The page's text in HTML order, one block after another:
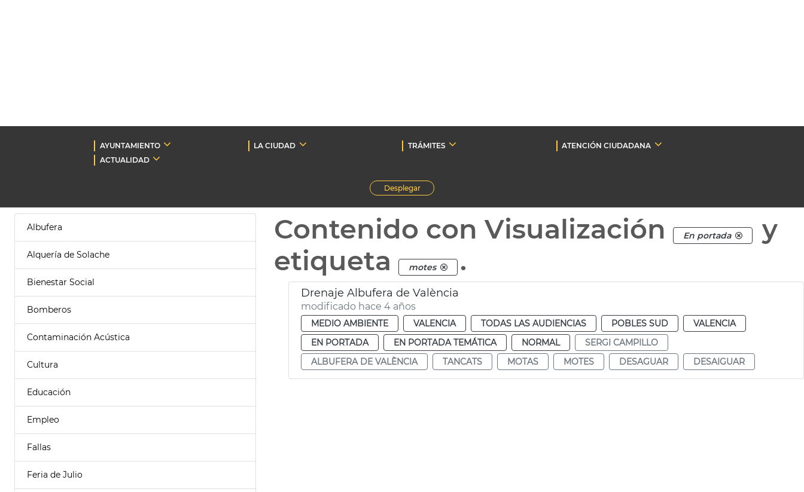
AYUNTAMIENTO LA CIUDAD TRÁMITES
ATENCIÓN CIUDADANA
ACTUALIDAD
Desplegar
Albufera
Alquería de Solache
Bienestar Social
Bomberos
Contaminación Acústica
Cultura
Educación
Empleo
Fallas
Feria de Julio
Contenido con Visualización En portada
y
etiqueta
motes .
Drenaje Albufera de València
modificado hace 4 años
MEDIO AMBIENTE VALENCIA TODAS LAS AUDIENCIAS POBLES SUD
VALENCIA
EN PORTADA
EN PORTADA TEMÁTICA NORMAL
SERGI CAMPILLO
ALBUFERA DE VALÈNCIA
TANCATS MOTAS MOTES DESAGUAR DESAIGUAR